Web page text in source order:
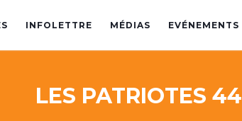
INFOLETTRE MÉDIAS EVÉNEMENTS
LES PATRIOTES 44